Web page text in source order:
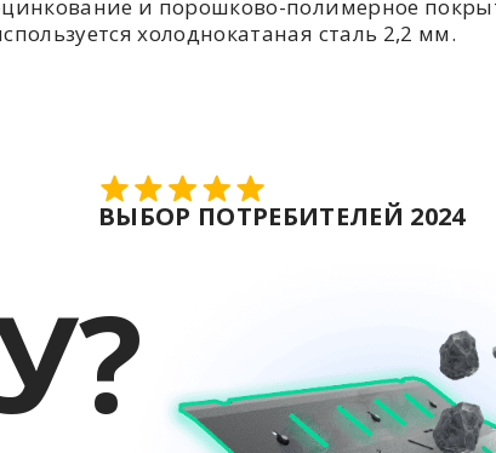
и порошково-полимерное
холоднокатаная сталь 2,2 мм.
ВЫБОР ПОТРЕБИТЕЛЕЙ 2024